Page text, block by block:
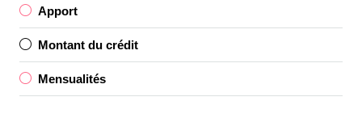
Apport
Montant du crédit
Mensualités